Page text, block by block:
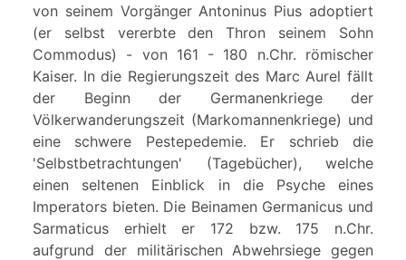
von seinem Vorgänger Antoninus Pius adoptiert
(er selbst vererbte den Thron seinem Sohn
Commodus) - von 161 - 180 n.Chr. römischer
Kaiser. In die Regierungszeit des Marc Aurel fällt
der Beginn der Germanenkriege der
Völkerwanderungszeit (Markomannenkriege) und
eine schwere Pestepedemie. Er schrieb die
'Selbstbetrachtungen' (Tagebücher), welche
einen seltenen Einblick in die Psyche eines
Imperators bieten. Die Beinamen Germanicus und
Sarmaticus erhielt er 172 bzw. 175 n.Chr.
aufgrund der militärischen Abwehrsiege gegen